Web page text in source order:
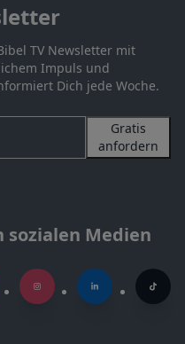
TV Newsletter mit
Impuls und
Dich jede Woche.
Gratis
anfordern
sozialen Medien